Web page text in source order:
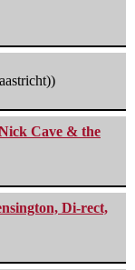
Cave & the
Di-rect,